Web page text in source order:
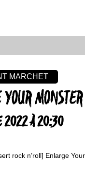
2022 À 20:30
MARCHET
rock n’roll] Enlarge